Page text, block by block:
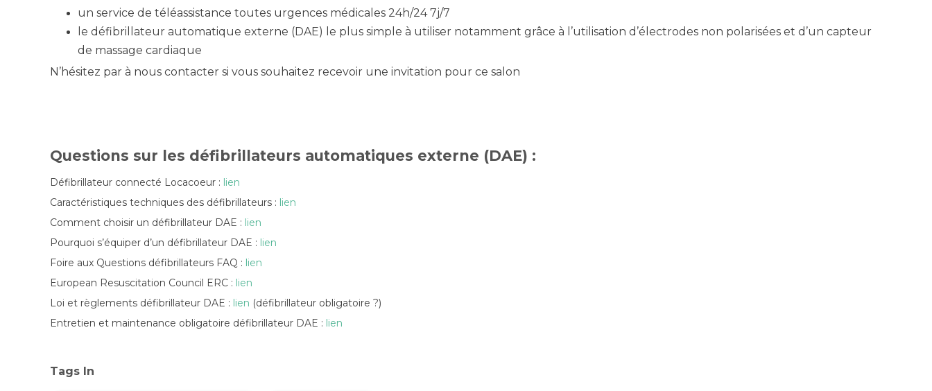
un service de téléassistance toutes urgences médicales 24h/24 7j/7
le défibrillateur automatique externe (DAE) le plus simple à utiliser notamment grâce à l’utilisation d’électrodes non polarisées et d’un capteur
de massage cardiaque
N’hésitez par à nous contacter si vous souhaitez recevoir une invitation pour ce salon
Questions sur les défibrillateurs automatiques externe (DAE) :
Défibrillateur connecté Locacoeur : lien
Caractéristiques techniques des défibrillateurs : lien
Comment choisir un défibrillateur DAE : lien
Pourquoi s’équiper d’un défibrillateur DAE : lien
Foire aux Questions défibrillateurs FAQ : lien
European Resuscitation Council ERC : lien
Loi et règlements défibrillateur DAE : lien (défibrillateur obligatoire ?)
Entretien et maintenance obligatoire défibrillateur DAE : lien
Tags In